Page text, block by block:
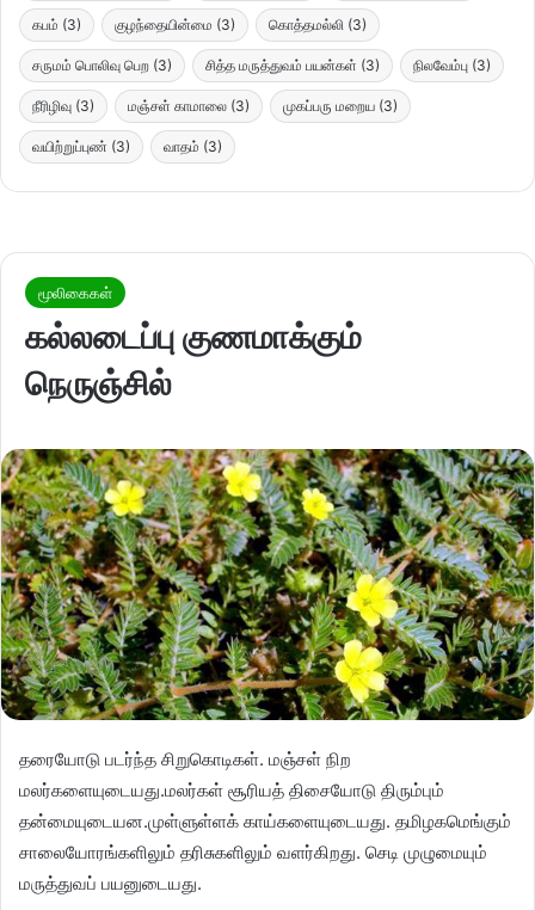
கபம் (3) குழந்தையின்மை (3) கொத்தமல்லி (3)
சருமம் பொலிவு பெற (3) சித்த மருத்துவம் பயன்கள் (3) நிலவேம்பு (3)
நீரிழிவு (3) மஞ்சள் காமாலை (3) முகப்பரு மறைய (3)
வயிற்றுப்புண் (3) வாதம் (3)